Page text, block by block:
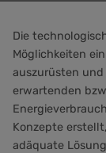
Die
Möglichkeiten
auszurüsten und
erwartenden
Konzepte
adäquate